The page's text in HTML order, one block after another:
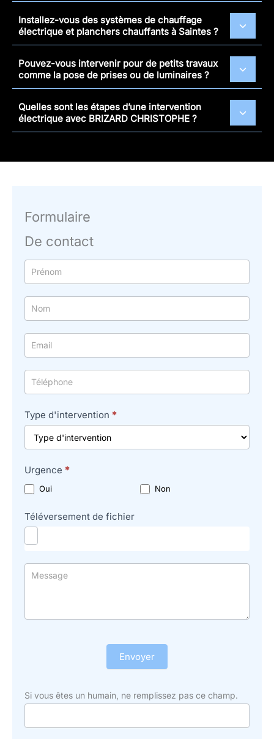
Installez-vous des systèmes de chauffage
électrique et planchers chauffants à Saintes ?
Pouvez-vous intervenir pour de petits travaux
comme la pose de prises ou de luminaires ?
Quelles sont les étapes d’une intervention
électrique avec BRIZARD CHRISTOPHE ?
Formulaire
De contact
Formulaire
simple
avec
téléphone
Type d'intervention *
Urgence *
Oui Non
Téléversement de fichier
Envoyer
Si vous êtes un humain, ne remplissez pas ce champ.